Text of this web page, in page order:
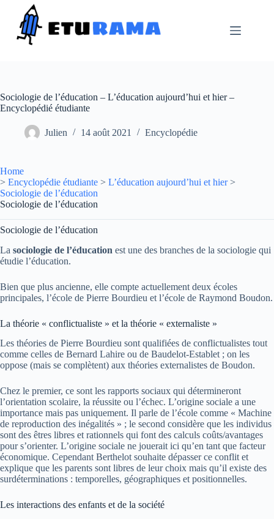
contenu
Sociologie de l’éducation – L’éducation aujourd’hui et hier –
Encyclopédié étudiante
Julien 14 août 2021 Encyclopédie
Home
> Encyclopédie étudiante > L’éducation aujourd’hui et hier>
Sociologie de l’éducation
Sociologie de l’éducation
Sociologie de l’éducation
La sociologie de l’éducation est une des branches de la sociologie qui
étudie l’éducation.
Bien que plus ancienne, elle compte actuellement deux écoles
principales, l’école de Pierre Bourdieu et l’école de Raymond Boudon.
La théorie « conflictualiste » et la théorie « externaliste »
Les théories de Pierre Bourdieu sont qualifiées de conflictualistes tout
comme celles de Bernard Lahire ou de Baudelot-Establet ; on les
oppose (mais se complètent) aux théories externalistes de Boudon.
Chez le premier, ce sont les rapports sociaux qui détermineront
l’orientation scolaire, la réussite ou l’échec. L’origine sociale a une
importance mais pas uniquement. Il parle de l’école comme « Machine
de reproduction des inégalités » ; le second considère que les individus
sont des êtres libres et rationnels qui font des calculs coûts/avantages
pour s’orienter. L’origine sociale ne jouerait ici qu’en tant que facteur
économique. Cependant Berthelot souhaite dépasser ce conflit et
explique que les parents sont libres de leur choix mais qu’il existe des
surdéterminations : temporelles, géographiques et positionnelles.
Les interactions des enfants et de la société